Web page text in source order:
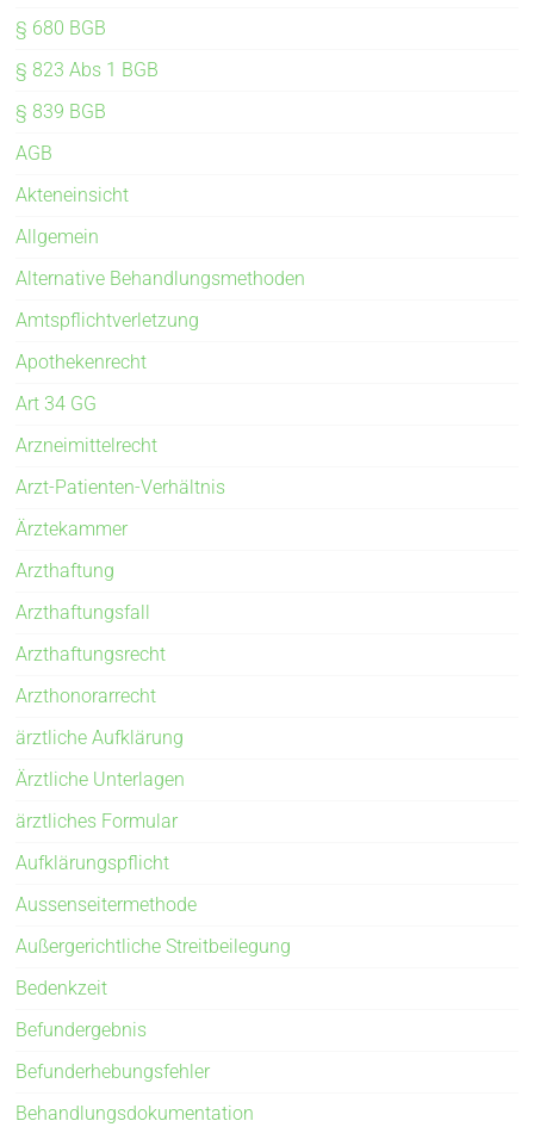
§ 680 BGB
§ 823 Abs 1 BGB
§ 839 BGB
AGB
Akteneinsicht
Allgemein
Alternative Behandlungsmethoden
Amtspflichtverletzung
Apothekenrecht
Art 34 GG
Arzneimittelrecht
Arzt-Patienten-Verhältnis
Ärztekammer
Arzthaftung
Arzthaftungsfall
Arzthaftungsrecht
Arzthonorarrecht
ärztliche Aufklärung
Ärztliche Unterlagen
ärztliches Formular
Aufklärungspflicht
Aussenseitermethode
Außergerichtliche Streitbeilegung
Bedenkzeit
Befundergebnis
Befunderhebungsfehler
Behandlungsdokumentation